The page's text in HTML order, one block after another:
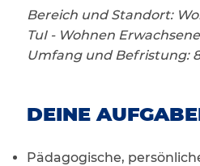
Bereich und Standort:
TuI - Wohnen
Umfang und Befristung:
DEINE
Pädagogische,